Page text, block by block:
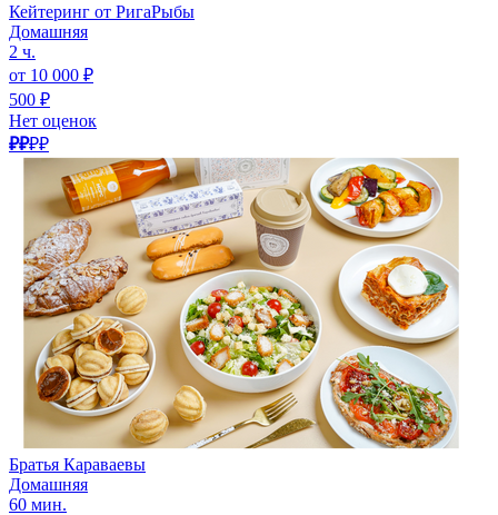
Кейтеринг от РигаРыбы
Домашняя
2 ч.
от 10 000 ₽
500 ₽
Нет оценок
₽₽₽₽
Братья Караваевы
Домашняя
60 мин.